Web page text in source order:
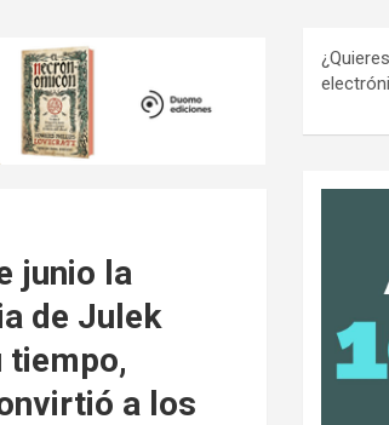
junio la
de Julek
tiempo,
a los